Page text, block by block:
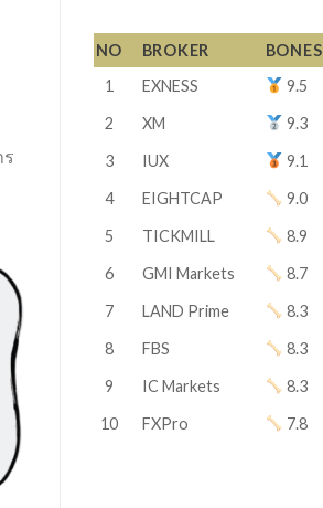
NO BROKER
BONES
1
EXNESS
9.5
2
XM
9.3
3
IUX
9.1
4
EIGHTCAP
9.0
5
TICKMILL
8.9
6
GMI Markets
8.7
7
LAND Prime
8.3
8
FBS
8.3
9
IC Markets
8.3
10
FXPro 7.8